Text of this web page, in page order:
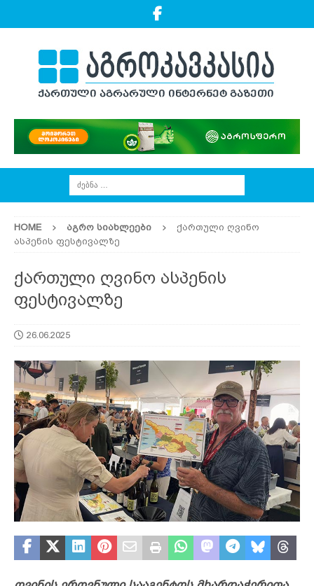
HOME ᲐᲒᲠᲝ ᲡᲘᲐᲮᲚᲔᲔᲑᲘ
ქართული ღვინო
ასპენის ფესტივალზე
ქართული ღვინო ასპენის
ფესტივალზე
26.06.2025